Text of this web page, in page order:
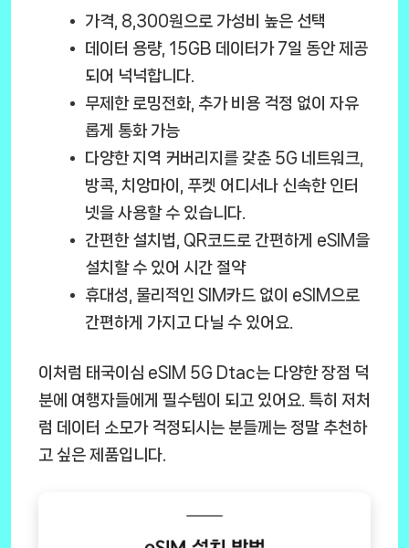
가격 , 8,300원으로 가성비 높은 선택
데이터 용량, 15GB 데이터가 7일 동안 제공
되어 넉넉합니다.
무제한 로밍전화, 추가 비용 걱정 없이 자유
롭게 통화 가능
다양한 지역 커버리지를 갖춘 5G 네트워크
방콕, 치앙마이, 푸켓 어디서나 신속한 인터
넷을 사용할 수 있습니다.
간편한 설치법
, QR코드로 간편하게 eSIM을
설치할 수 있어 시간 절약
휴대성 , 물리적인 SIM카드 없이 eSIM으로
간편하게 가지고 다닐 수 있어요.
이처럼 태국이심 eSIM 5G Dtac는 다양한 장점 덕
분에 여행자들에게 필수템이 되고 있어요. 특히 저처
럼 데이터 소모가 걱정되시는 분들께는 정말 추천하
고 싶은 제품입니다.